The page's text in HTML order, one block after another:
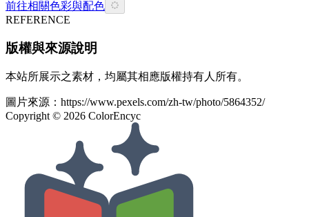
前往相關色彩與配色
REFERENCE
版權與來源說明
本站所展示之素材，均屬其相應版權持有人所有。
圖片來源： https://www.pexels.com/zh-tw/photo/5864352/
Copyright © 2026 ColorEncyc